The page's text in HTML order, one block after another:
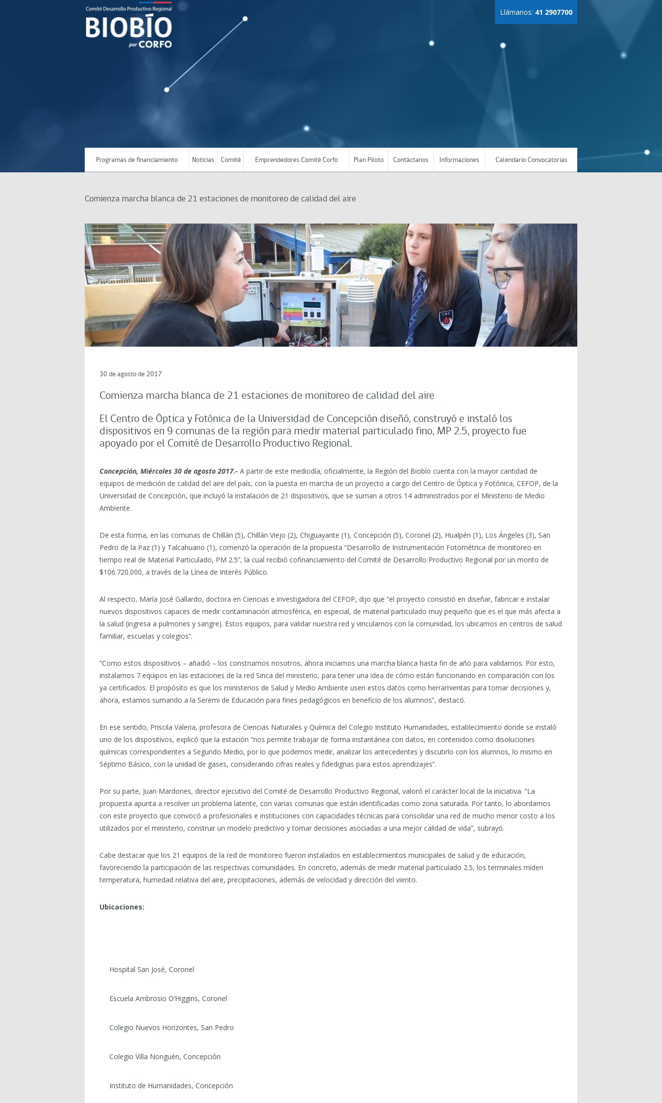
Programas de financiamiento Noticias Comité Emprendedores Comité Corfo Plan Piloto Contáctanos Informaciones Calendario Convocatorias
Llámanos: 41 2907700
Comienza marcha blanca de 21 estaciones de monitoreo de calidad del aire
30 de agosto de 2017
Comienza marcha blanca de 21 estaciones de monitoreo de calidad del aire
El Centro de Óptica y Fotónica de la Universidad de Concepción diseñó, construyó e instaló los
dispositivos en 9 comunas de la región para medir material particulado fino, MP 2.5, proyecto fue
apoyado por el Comité de Desarrollo Productivo Regional.
Concepción, Miércoles 30 de agosto 2017.- A partir de este mediodía, oficialmente, la Región del Biobío cuenta con la mayor cantidad de
equipos de medición de calidad del aire del país, con la puesta en marcha de un proyecto a cargo del Centro de Óptica y Fotónica, CEFOP, de la
Universidad de Concepción, que incluyó la instalación de 21 dispositivos, que se suman a otros 14 administrados por el Ministerio de Medio
Ambiente.
De esta forma, en las comunas de Chillán (5), Chillán Viejo (2), Chiguayante (1), Concepción (5), Coronel (2), Hualpén (1), Los Ángeles (3), San
Pedro de la Paz (1) y Talcahuano (1), comenzó la operación de la propuesta “Desarrollo de Instrumentación Fotométrica de monitoreo en
tiempo real de Material Particulado, PM 2.5”, la cual recibió cofinanciamiento del Comité de Desarrollo Productivo Regional por un monto de
$106.720.000, a través de la Línea de Interés Público.
Al respecto, María José Gallardo, doctora en Ciencias e investigadora del CEFOP, dijo que “el proyecto consistió en diseñar, fabricar e instalar
nuevos dispositivos capaces de medir contaminación atmosférica, en especial, de material particulado muy pequeño que es el que más afecta a
la salud (ingresa a pulmones y sangre). Estos equipos, para validar nuestra red y vincularnos con la comunidad, los ubicamos en centros de salud
familiar, escuelas y colegios”.
“Como estos dispositivos – añadió – los construimos nosotros, ahora iniciamos una marcha blanca hasta fin de año para validarnos. Por esto,
instalamos 7 equipos en las estaciones de la red Sinca del ministerio, para tener una idea de cómo están funcionando en comparación con los
ya certificados. El propósito es que los ministerios de Salud y Medio Ambiente usen estos datos como herramientas para tomar decisiones y,
ahora, estamos sumando a la Seremi de Educación para fines pedagógicos en beneficio de los alumnos”, destacó.
En ese sentido, Priscila Valeria, profesora de Ciencias Naturales y Química del Colegio Instituto Humanidades, establecimiento donde se instaló
uno de los dispositivos, explicó que la estación “nos permite trabajar de forma instantánea con datos, en contenidos como disoluciones
químicas correspondientes a Segundo Medio, por lo que podemos medir, analizar los antecedentes y discutirlo con los alumnos, lo mismo en
Séptimo Básico, con la unidad de gases, considerando cifras reales y fidedignas para estos aprendizajes”.
Por su parte, Juan Mardones, director ejecutivo del Comité de Desarrollo Productivo Regional, valoró el carácter local de la iniciativa. “La
propuesta apunta a resolver un problema latente, con varias comunas que están identificadas como zona saturada. Por tanto, lo abordamos
con este proyecto que convocó a profesionales e instituciones con capacidades técnicas para consolidar una red de mucho menor costo a los
utilizados por el ministerio, construir un modelo predictivo y tomar decisiones asociadas a una mejor calidad de vida”, subrayó.
Cabe destacar que los 21 equipos de la red de monitoreo fueron instalados en establecimientos municipales de salud y de educación,
favoreciendo la participación de las respectivas comunidades. En concreto, además de medir material particulado 2.5, los terminales miden
temperatura, humedad relativa del aire, precipitaciones, además de velocidad y dirección del viento.
Ubicaciones:
Hospital San José, Coronel
Escuela Ambrosio O’Higgins, Coronel
Colegio Nuevos Horizontes, San Pedro
Colegio Villa Nonguén, Concepción
Instituto de Humanidades, Concepción